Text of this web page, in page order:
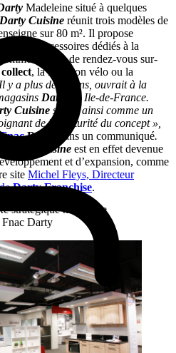
Madeleine situé à quelques
Darty Cuisine réunit trois modèles de
sur 80 m². Il propose
et accessoires dédiés à la
la prise de rendez-vous sur-
, la livraison vélo ou la
y a plus de 40 ans, ouvrait à la
Darty
en Ile-de-France.
Cuisine sonne ainsi comme un
de la maturité du concept »,
FnacDarty dans un communiqué.
Darty Cuisine est en effet devenue
et d’expansion, comme
site Michel Fleys, Directeur
Darty Franchise.
stratégique majeur de
Fnac Darty